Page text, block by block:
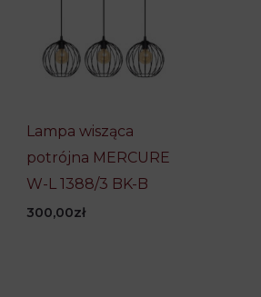
Lampa wisząca
potrójna MERCURE
W-L 1388/3 BK-B
300,00zł